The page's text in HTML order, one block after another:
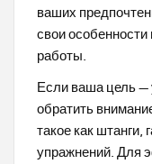
ваших
свои особенности
работы.
Если ваша цель —
обратить
такое как штанги,
упражнений. Для